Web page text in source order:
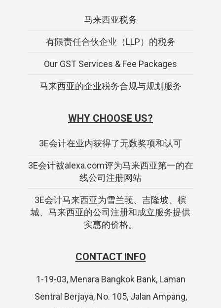
马来西亚税务
有限责任合伙企业（LLP）的税务
Our GST Services & Fee Packages
马来西亚的企业税务合规与规划服务
WHY CHOOSE US?
3E会计在业内获得了无数奖项和认可
3E会计被alexa.com评为马来西亚第一的在
线公司注册网站
3E会计马来西亚为雪兰莪、吉隆坡、槟
城、马来西亚的公司注册和成立服务提供
实惠的价格。
CONTACT INFO
1-19-03, Menara Bangkok Bank, Laman
Sentral Berjaya, No. 105, Jalan Ampang,